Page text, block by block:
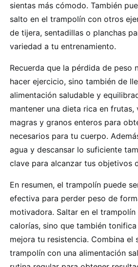
sientas más cómodo. También
salto en el trampolín con otros
de tijera, sentadillas o planchas
variedad a tu entrenamiento.
Recuerda que la pérdida de peso
hacer ejercicio, sino también de
alimentación saludable y
mantener una dieta rica en frutas,
magras y granos enteros para
necesarios para tu cuerpo.
agua y descansar lo suficiente
clave para alcanzar tus objetivos
En resumen, el trampolín puede
efectiva para perder peso de
motivadora. Saltar en el trampolín
calorías, sino que también
mejora tu resistencia. Combina el
trampolín con una alimentación